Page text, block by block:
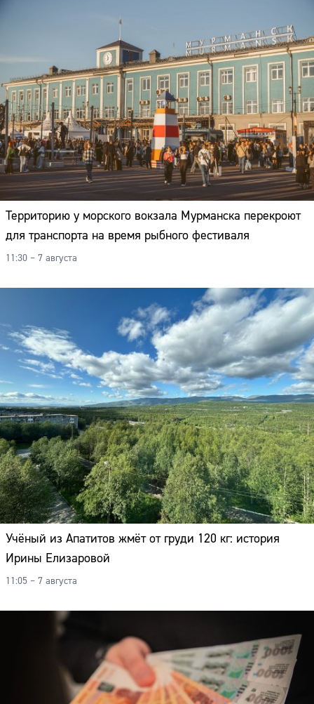
Территорию у морского вокзала Мурманска перекроют
для транспорта на время рыбного фестиваля
11:30 – 7 августа
Учёный из Апатитов жмёт от груди 120 кг: история
Ирины Елизаровой
11:05 – 7 августа
Сайт: